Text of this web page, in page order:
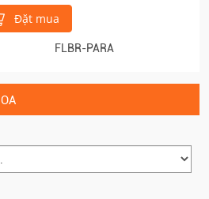
Đặt mua
FLBR-PARA